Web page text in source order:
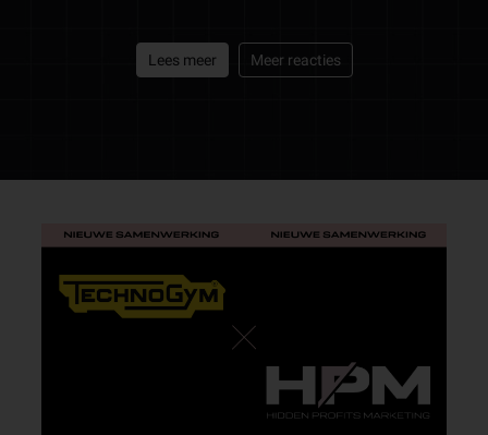
Lees meer Meer reacties